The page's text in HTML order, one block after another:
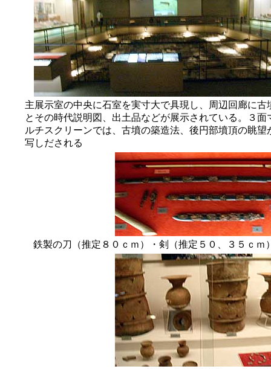
主展示室の中央に石室を実寸大で具現し、周辺回廊に古
とその時代説明図、出土品などが展示されている。３面
ルチスクリーンでは、古墳の築造法、後円部墳頂の眺望
写しだされる
鉄製の刀（推定８０ｃｍ）・剣（推定５０、３５ｃ